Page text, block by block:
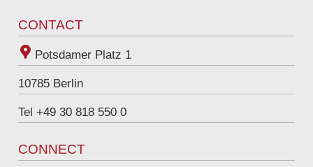
CONTACT
Potsdamer Platz 1
10785 Berlin
Tel +49 30 818 550 0
CONNECT